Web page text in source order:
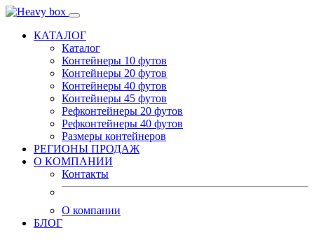
КАТАЛОГ
Каталог
Контейнеры 10 футов
Контейнеры 20 футов
Контейнеры 40 футов
Контейнеры 45 футов
Рефконтейнеры 20 футов
Рефконтейнеры 40 футов
Размеры контейнеров
РЕГИОНЫ ПРОДАЖ
О КОМПАНИИ
Контакты
О компании
БЛОГ